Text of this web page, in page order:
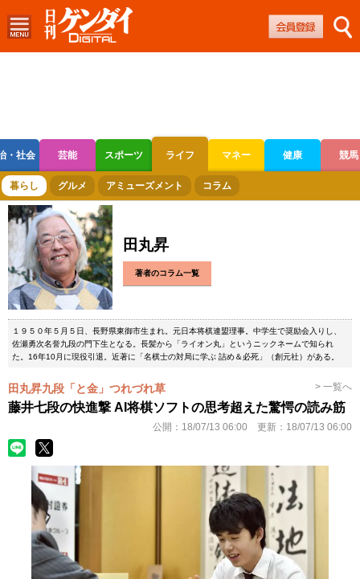
・社会 芸能 スポーツ ライフ マネー 健康 競馬
ボートレース 競輪 オートレース
暮らし グルメ アミューズメント コラム
田丸昇
著者のコラム一覧
１９５０年５月５日、長野県東御市生まれ。元日本将棋連盟理事。中学生で奨励会入りし、
佐瀬勇次名誉九段の門下生となる。長髪から「ライオン丸」というニックネームで知られ
た。16年10月に現役引退。近著に「名棋士の対局に学ぶ 詰め＆必死」（創元社）がある。
田丸昇九段「と金」つれづれ草 > 一覧へ
藤井七段の快進撃 AI将棋ソフトの思考超えた驚愕の読み筋
公開： 18/07/13 06:00 更新： 18/07/13 06:00